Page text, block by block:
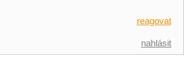
reagovat
nahlásit